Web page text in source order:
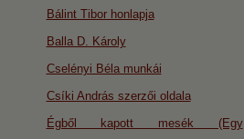
Bálint Tibor honlapja
Balla D. Károly
Cselényi Béla munkái
Csíki András szerzői oldala
Égből kapott mesék (Egy